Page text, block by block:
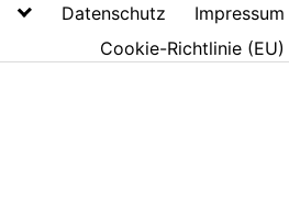
Datenschutz
Impressum
Cookie-Richtlinie (EU)